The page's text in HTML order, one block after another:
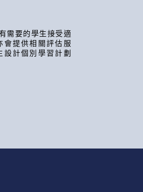
需要的學生接受適
會提供相關評估服
計個別學習計劃